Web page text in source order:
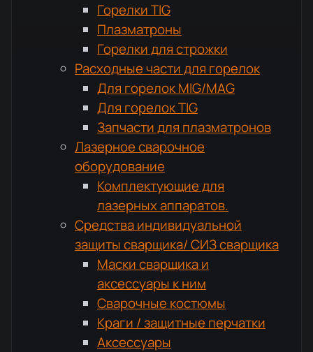
Горелки TIG
Плазматроны
Горелки для строжки
Расходные части для горелок
Для горелок MIG/MAG
Для горелок TIG
Запчасти для плазматронов
Лазерное сварочное
оборудование
Комплектующие для
лазерных аппаратов.
Средства индивидуальной
защиты сварщика/ СИЗ сварщика
Маски сварщика и
аксессуары к ним
Сварочные костюмы
Краги / защитные перчатки
Аксессуары